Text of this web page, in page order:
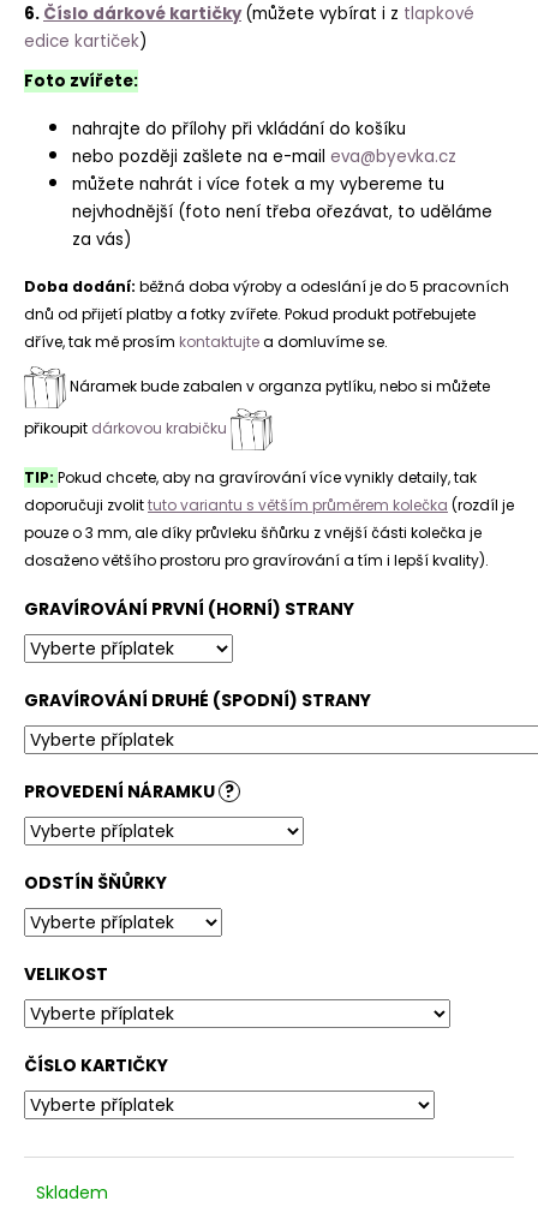
6. Číslo dárkové kartičky (můžete vybírat i z tlapkové
edice kartiček)
Foto zvířete:
nahrajte do přílohy při vkládání do košíku
nebo později zašlete na e-mail eva@byevka.cz
můžete nahrát i více fotek a my vybereme tu
nejvhodnější (foto není třeba ořezávat, to uděláme
za vás)
Doba dodání: běžná doba výroby a odeslání je do 5 pracovních
dnů od přijetí platby a fotky zvířete. Pokud produkt potřebujete
dříve, tak mě prosím kontaktujtea domluvíme se.
Náramek bude zabalen v organza pytlíku, nebo si můžete
přikoupit dárkovou krabičku
TIP: Pokud chcete, aby na gravírování více vynikly detaily, tak
doporučuji zvolittuto variantu s větším průměrem kolečka (rozdíl je
pouze o 3 mm, ale díky průvleku šňůrku z vnější části kolečka je
dosaženo většího prostoru pro gravírování a tím i lepší kvality).
GRAVÍROVÁNÍ PRVNÍ (HORNÍ) STRANY
GRAVÍROVÁNÍ DRUHÉ (SPODNÍ) STRANY
PROVEDENÍ NÁRAMKU ?
ODSTÍN ŠŇŮRKY
VELIKOST
ČÍSLO KARTIČKY
Skladem